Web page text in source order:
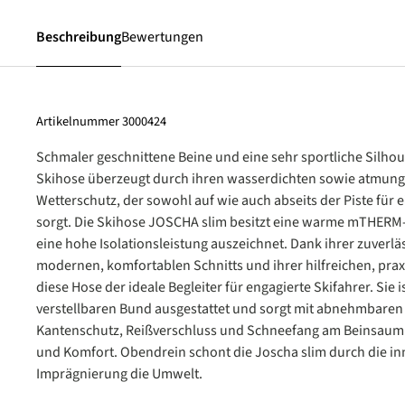
BeschreibungBewertungen
Artikelnummer3000424
Schmaler geschnittene Beine und eine sehr sportliche
Skihose überzeugt durch ihren wasserdichten sowie
Wetterschutz, der sowohl auf wie auch abseits der Piste für
sorgt. Die Skihose JOSCHA slim besitzt eine warme
eine hohe Isolationsleistung auszeichnet. Dank ihrer
modernen, komfortablen Schnitts und ihrer hilfreichen,
diese Hose der ideale Begleiter für engagierte Skifahrer. Sie
verstellbaren Bund ausgestattet und sorgt mit
Kantenschutz, Reißverschluss und Schneefang am
und Komfort. Obendrein schont die Joscha slim durch die
Imprägnierung die Umwelt.